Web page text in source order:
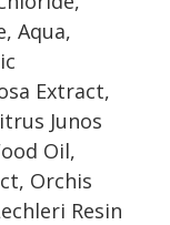
Aqua,
Extract,
Junos
Oil,
Orchis
Resin